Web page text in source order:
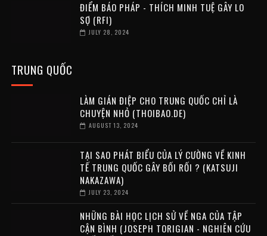
ĐIỂM BÁO PHÁP - THÍCH MINH TUỆ GÂY LO
SỢ (RFI)
JULY 28, 2024
TRUNG QUỐC
LÀM GIÁN ĐIỆP CHO TRUNG QUỐC CHỈ LÀ
CHUYỆN NHỎ (THOIBAO.DE)
AUGUST 13, 2024
TẠI SAO PHÁT BIỂU CỦA LÝ CƯỜNG VỀ KINH
TẾ TRUNG QUỐC GÂY BỐI RỐI ? (KATSUJI
NAKAZAWA)
JULY 23, 2024
NHỮNG BÀI HỌC LỊCH SỬ VỀ NGA CỦA TẬP
CẬN BÌNH (JOSEPH TORIGIAN - NGHIÊN CỨU